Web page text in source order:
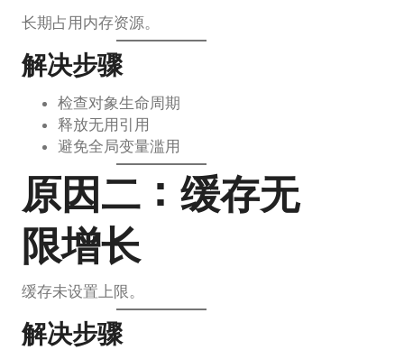
长期占用内存资源。
解决步骤
检查对象生命周期
释放无用引用
避免全局变量滥用
原因二：缓存无
限增长
缓存未设置上限。
解决步骤